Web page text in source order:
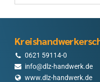
0621 59114-0
info@dlz-handwerk.de
www.dlz-handwerk.de